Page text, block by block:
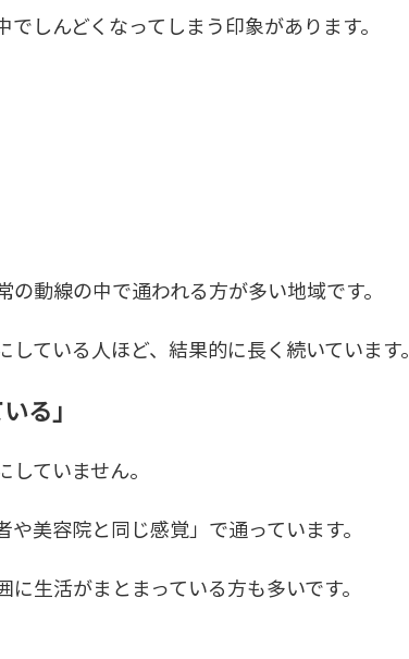
しんどくなってしまう印象があります。
動線の中で通われる方が多い地域です。
している人ほど、結果的に長く続いています。
る」
ていません。
美容院と同じ感覚」で通っています。
生活がまとまっている方も多いです。